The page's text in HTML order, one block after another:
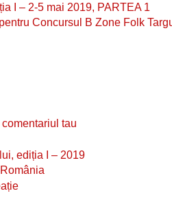
I – 2-5 mai 2019, PARTEA 1
Concursul B Zone Folk
tau
ediția I – 2019